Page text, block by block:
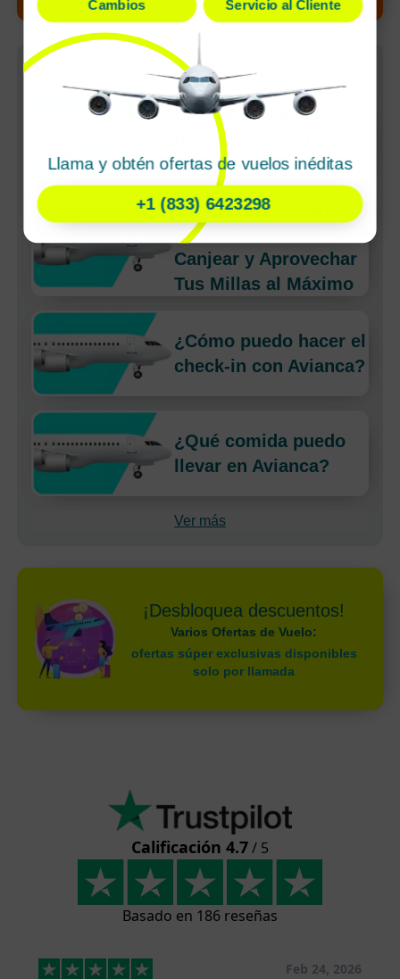
Artículos Recientes
Encontrar vuelos
baratos de Avianca
Airlines a Bogota
LifeMiles de Avianca:
Cómo Acumular,
Canjear y Aprovechar
Tus Millas al Máximo
¿Cómo puedo hacer el
check-in con Avianca?
¿Qué comida puedo
llevar en Avianca?
Ver más
¡Desbloquea descuentos!
Varios Ofertas de Vuelo:
ofertas súper exclusivas disponibles
solo por llamada
Calificación 4.7/ 5
Basado en 186 reseñas
Feb 24, 2026
Cambios Servicio al Cliente
Llama y obtén ofertas de vuelos inéditas
+1 (833) 6423298